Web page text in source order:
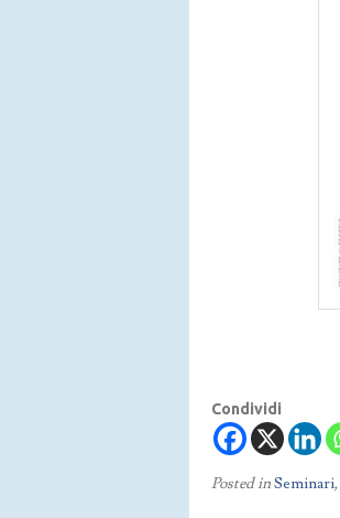
Condividi
Posted inSeminari,